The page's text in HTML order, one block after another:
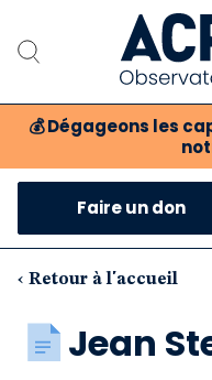
💰 Dégageons les
Notre
Nos
Faire un don
‹ Retour à l'accueil
Jean